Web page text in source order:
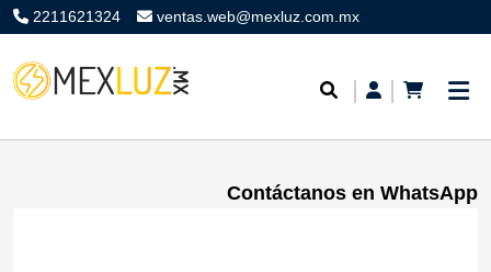
2211621324 ventas.web@mexluz.com.mx
Contáctanos en WhatsApp